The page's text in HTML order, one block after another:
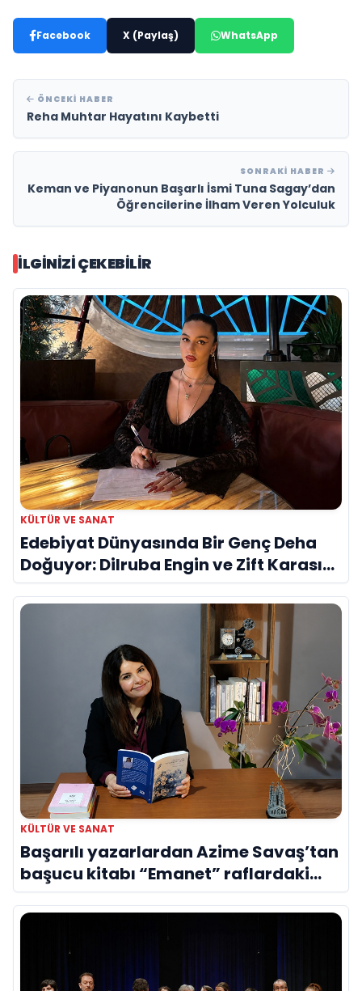
Facebook X (Paylaş) WhatsApp
ÖNCEKI HABER
Reha Muhtar Hayatını Kaybetti
SONRAKI HABER
Keman ve Piyanonun Başarlı İsmi Tuna Sagay’dan
Öğrencilerine İlham Veren Yolculuk
İLGINIZI ÇEKEBILIR
KÜLTÜR VE SANAT
Edebiyat Dünyasında Bir Genç Deha
Doğuyor: Dilruba Engin ve Zift Karası
Evreni ‘AVENOİR’
KÜLTÜR VE SANAT
Başarılı yazarlardan Azime Savaş’tan
başucu kitabı “Emanet” raflardaki
yerini aldı